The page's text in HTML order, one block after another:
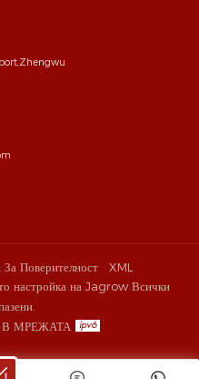
За Поверителност
XML
настройка на Jagrow Всички
В МРЕЖАТА